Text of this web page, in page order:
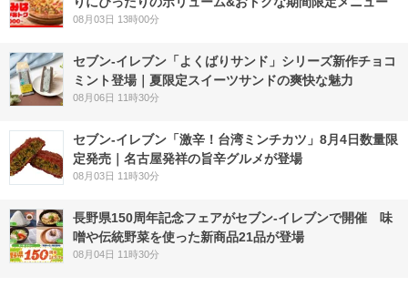
08月03日 13時00分
セブン‐イレブン「よくばりサンド」シリーズ新作チョコ
ミント登場｜夏限定スイーツサンドの爽快な魅力
08月06日 11時30分
セブン-イレブン「激辛！台湾ミンチカツ」8月4日数量限
定発売｜名古屋発祥の旨辛グルメが登場
08月03日 11時30分
長野県150周年記念フェアがセブン-イレブンで開催 味
噌や伝統野菜を使った新商品21品が登場
08月04日 11時30分